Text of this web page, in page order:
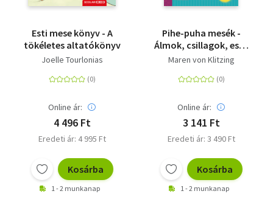
Esti mese könyv - A
tökéletes altatókönyv
Joelle Tourlonias
Online ár:
4 496 Ft
Eredeti ár: 4 995 Ft
Kosárba
1 - 2 munkanap
Pihe-puha mesék -
Álmok, csillagok, esős
napok
Maren von Klitzing
Online ár:
3 141 Ft
Eredeti ár: 3 490 Ft
Kosárba
1 - 2 munkanap